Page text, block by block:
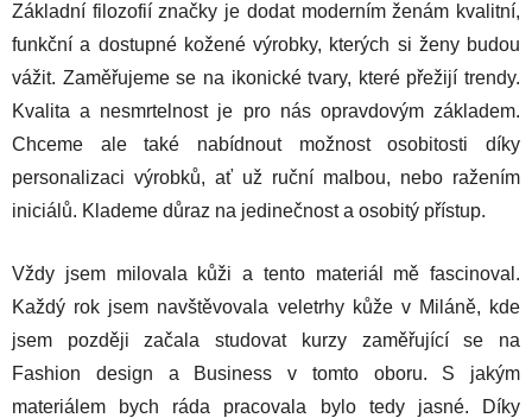
Základní filozofií značky je dodat moderním ženám kvalitní,
funkční a dostupné kožené výrobky, kterých si ženy budou
vážit. Zaměřujeme se na ikonické tvary, které přežijí trendy.
Kvalita a nesmrtelnost je pro nás opravdovým základem.
Chceme ale také nabídnout možnost osobitosti díky
personalizaci výrobků, ať už ruční malbou, nebo ražením
iniciálů. Klademe důraz na jedinečnost a osobitý přístup.
Vždy jsem milovala kůži a tento materiál mě fascinoval.
Každý rok jsem navštěvovala veletrhy kůže v Miláně, kde
jsem později začala studovat kurzy zaměřující se na
Fashion design a Business v tomto oboru. S jakým
materiálem bych ráda pracovala bylo tedy jasné. Díky